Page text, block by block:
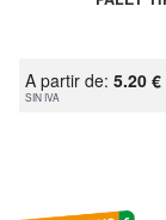
A partir de: 5.20 €
SIN IVA